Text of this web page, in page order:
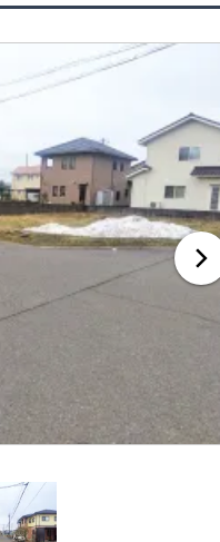
内容
売却の流れ
・売却・買取
売却の豆知識
ビス
スタッフ紹介
アド・ブレインの